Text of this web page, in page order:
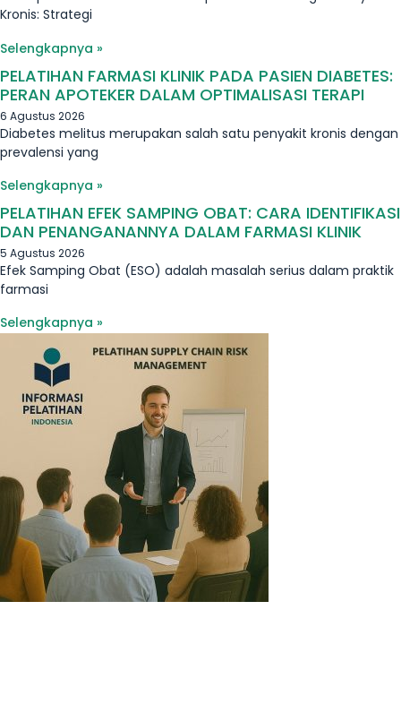
Kronis: Strategi
Selengkapnya »
PELATIHAN FARMASI KLINIK PADA PASIEN DIABETES:
PERAN APOTEKER DALAM OPTIMALISASI TERAPI
6 Agustus 2026
Diabetes melitus merupakan salah satu penyakit kronis dengan
prevalensi yang
Selengkapnya »
PELATIHAN EFEK SAMPING OBAT: CARA IDENTIFIKASI
DAN PENANGANANNYA DALAM FARMASI KLINIK
5 Agustus 2026
Efek Samping Obat (ESO) adalah masalah serius dalam praktik
farmasi
Selengkapnya »